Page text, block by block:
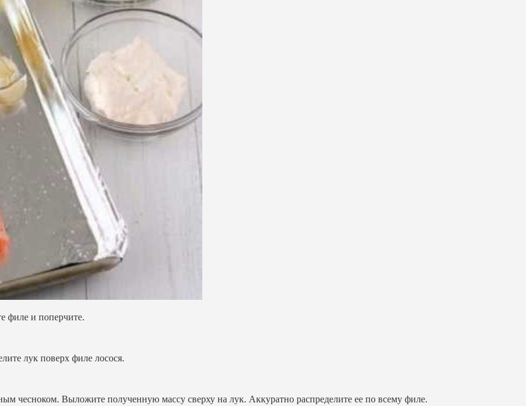
филе и поперчите.
лук поверх филе лосося.
чесноком. Выложите полученную массу сверху на лук. Аккуратно распределите ее по всему филе.